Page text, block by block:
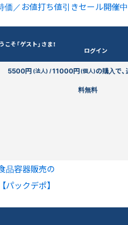
価／お値打ち値引きセール開催中
こそ「ゲスト」さま！
ログイン
5500円(法人) /11000円(個人)の購入で
料無料
品容器販売の
【パックデポ】